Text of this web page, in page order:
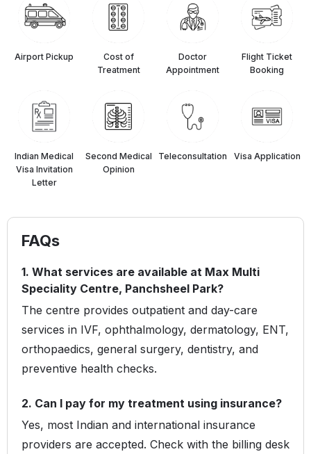
Airport Pickup
Cost of
Treatment
Doctor
Appointment
Flight Ticket
Booking
Indian Medical
Visa Invitation
Letter
Second Medical
Opinion
Teleconsultation ⁠Visa Application
FAQs
1. What services are available at Max Multi
Speciality Centre, Panchsheel Park?
The centre provides outpatient and day-care
services in IVF, ophthalmology, dermatology, ENT,
orthopaedics, general surgery, dentistry, and
preventive health checks.
2. Can I pay for my treatment using insurance?
Yes, most Indian and international insurance
providers are accepted. Check with the billing desk